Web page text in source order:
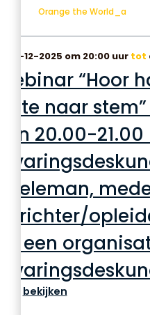
Orange the World_a
02-12-2025 om 20:00 uur tot
“Hoor
naar
20.00-
een
bekijken